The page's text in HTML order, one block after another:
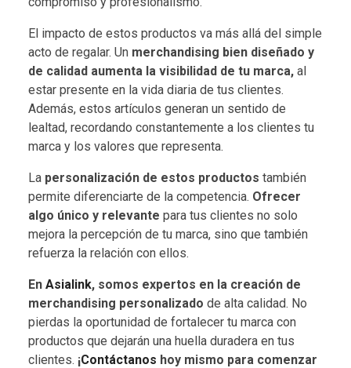
El impacto de estos productos va más allá del simple
acto de regalar. Un merchandising bien diseñado y
de calidad aumenta la visibilidad de tu marca, al
estar presente en la vida diaria de tus clientes.
Además, estos artículos generan un sentido de
lealtad, recordando constantemente a los clientes tu
marca y los valores que representa.
La personalización de estos productos también
permite diferenciarte de la competencia. Ofrecer
algo único y relevante para tus clientes no solo
mejora la percepción de tu marca, sino que también
refuerza la relación con ellos.
En Asialink, somos expertos en la creación de
merchandising personalizado de alta calidad. No
pierdas la oportunidad de fortalecer tu marca con
productos que dejarán una huella duradera en tus
clientes. ¡Contáctanos hoy mismo para comenzar